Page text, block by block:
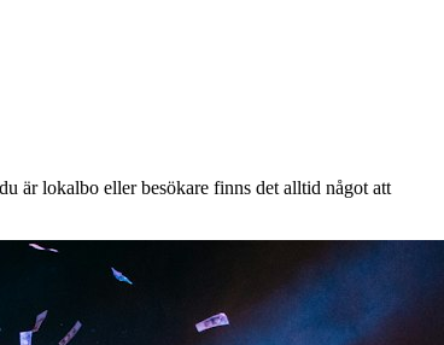
är lokalbo eller besökare finns det alltid något att